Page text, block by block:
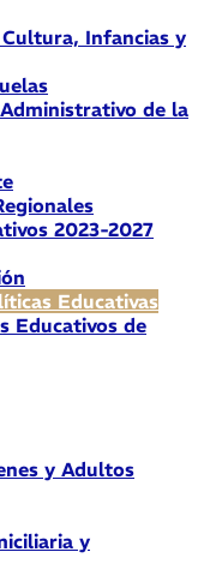
Infancias y
de la
2023-2027
Educativas
Educativos de
y Adultos
y